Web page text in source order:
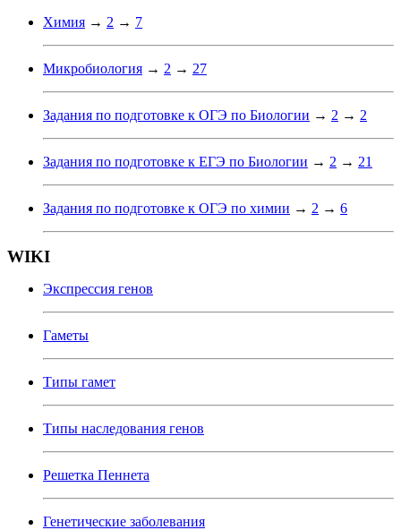
Химия → 2 → 7
Микробиология → 2 → 27
Задания по подготовке к ОГЭ по Биологии → 2 → 2
Задания по подготовке к ЕГЭ по Биологии → 2 → 21
Задания по подготовке к ОГЭ по химии → 2 → 6
WIKI
Экспрессия генов
Гаметы
Типы гамет
Типы наследования генов
Решетка Пеннета
Генетические заболевания